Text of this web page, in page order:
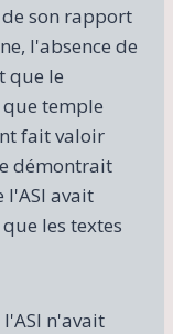
son rapport
l'absence de
que le
temple
fait valoir
démontrait
avait
les textes
n'avait